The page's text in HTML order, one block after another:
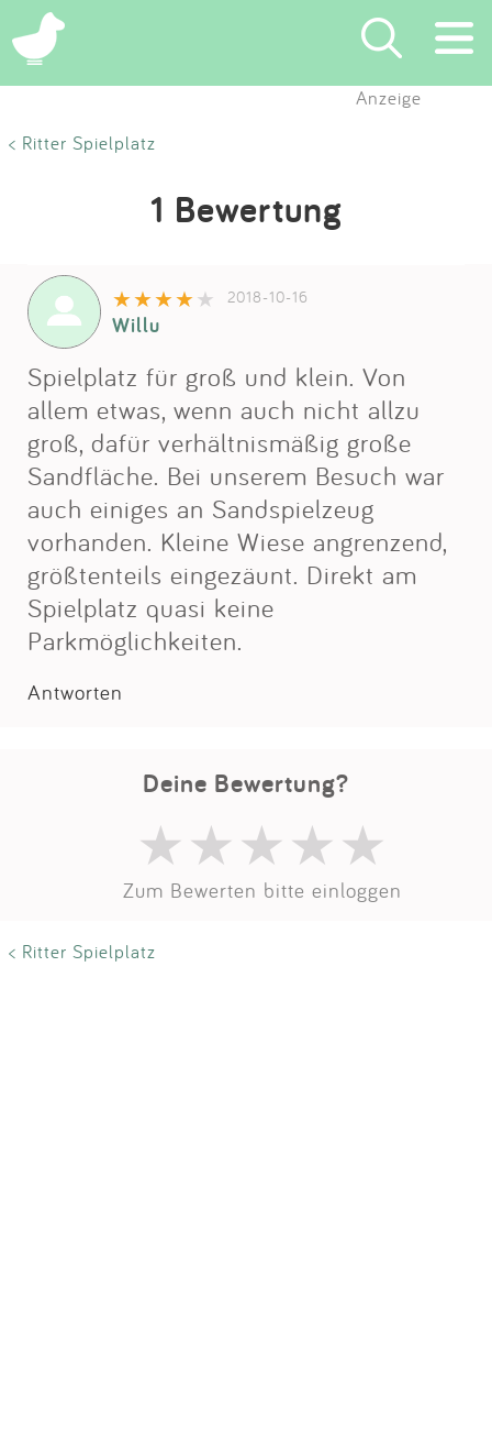
Eintragen
Partner
Kontakt
Impressum
Anmelden
Anzeige
< Ritter Spielplatz
1 Bewertung
2018-10-16
Willu
Spielplatz für groß und klein. Von
allem etwas, wenn auch nicht allzu
groß, dafür verhältnismäßig große
Sandfläche. Bei unserem Besuch war
auch einiges an Sandspielzeug
vorhanden. Kleine Wiese angrenzend,
größtenteils eingezäunt. Direkt am
Spielplatz quasi keine
Parkmöglichkeiten.
Antworten
Deine Bewertung?
Zum Bewerten bitte einloggen
< Ritter Spielplatz